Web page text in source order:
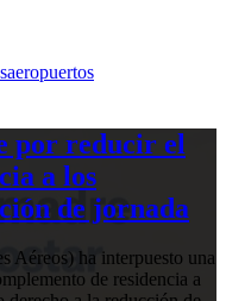
aeropuertos
por reducir el
a los
de jornada
Aéreos) ha interpuesto una
de residencia a